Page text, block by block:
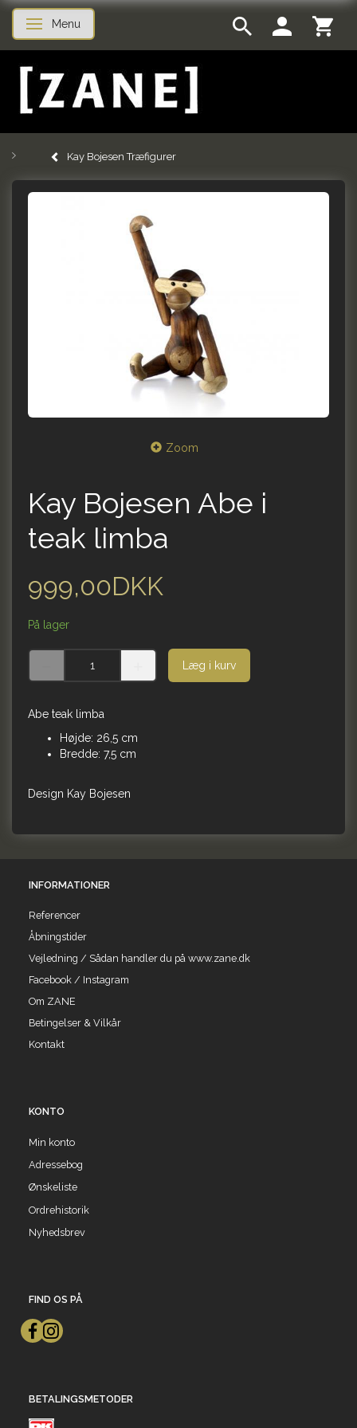
Skifte navigation
Menu
Kay Bojesen Træfigurer
Zoom
Kay Bojesen Abe i
teak limba
999,00DKK
På lager
Læg i kurv
Abe teak limba
Højde: 26,5 cm
Bredde: 7,5 cm
Design Kay Bojesen
INFORMATIONER
Referencer
Åbningstider
Vejledning / Sådan handler du på www.zane.dk
Facebook / Instagram
Om ZANE
Betingelser & Vilkår
Kontakt
KONTO
Min konto
Adressebog
Ønskeliste
Ordrehistorik
Nyhedsbrev
FIND OS PÅ
BETALINGSMETODER